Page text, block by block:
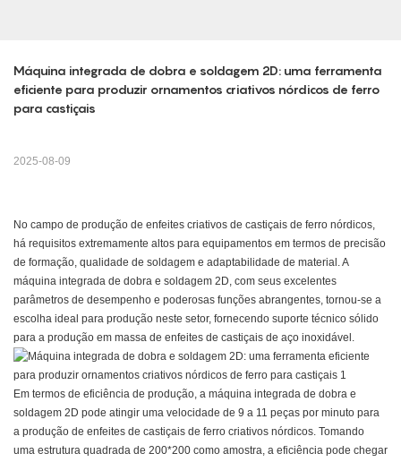
Máquina integrada de dobra e soldagem 2D: uma ferramenta
eficiente para produzir ornamentos criativos nórdicos de ferro
para castiçais
2025-08-09
No campo de produção de enfeites criativos de castiçais de ferro nórdicos,
há requisitos extremamente altos para equipamentos em termos de precisão
de formação, qualidade de soldagem e adaptabilidade de material. A
máquina integrada de dobra e soldagem 2D, com seus excelentes
parâmetros de desempenho e poderosas funções abrangentes, tornou-se a
escolha ideal para produção neste setor, fornecendo suporte técnico sólido
para a produção em massa de enfeites de castiçais de aço inoxidável.
Em termos de eficiência de produção, a máquina integrada de dobra e
soldagem 2D pode atingir uma velocidade de 9 a 11 peças por minuto para
a produção de enfeites de castiçais de ferro criativos nórdicos. Tomando
uma estrutura quadrada de 200*200 como amostra, a eficiência pode chegar